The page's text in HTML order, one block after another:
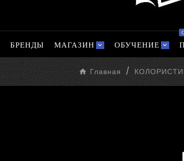
БРЕНДЫ МАГАЗИН ОБУЧЕНИЕ
Главная